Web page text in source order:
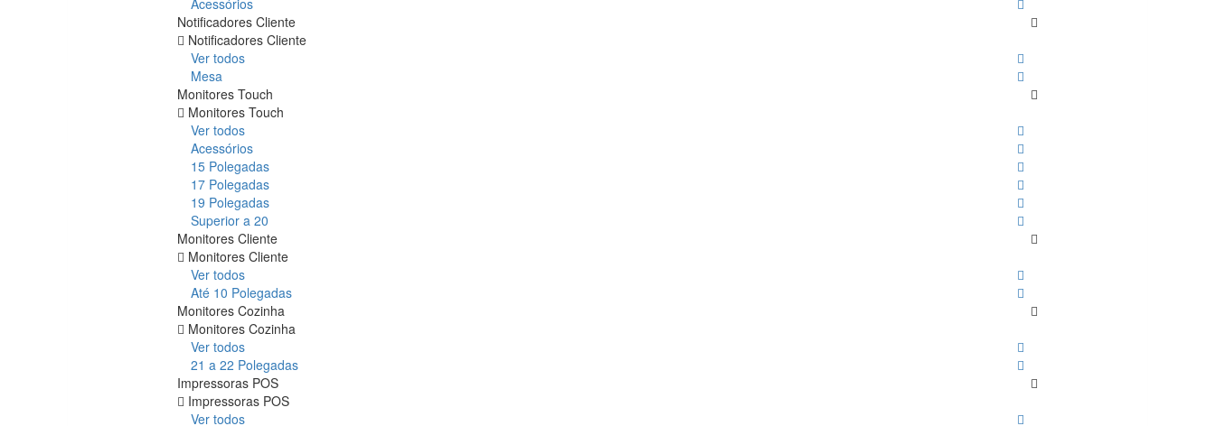
Notificadores Cliente
Notificadores Cliente
Ver todos
Mesa
Monitores Touch
Monitores Touch
Ver todos
Acessórios
15 Polegadas
17 Polegadas
19 Polegadas
Superior a 20
Monitores Cliente
Monitores Cliente
Ver todos
Até 10 Polegadas
Monitores Cozinha
Monitores Cozinha
Ver todos
21 a 22 Polegadas
Impressoras POS
Impressoras POS
Ver todos